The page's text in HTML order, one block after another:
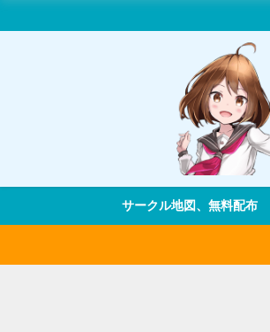
サークル地図、無料配布